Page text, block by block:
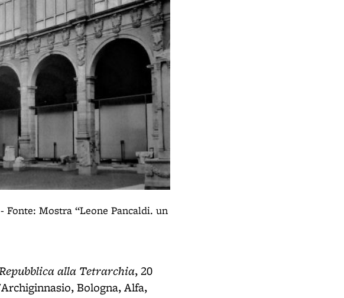
Mostra “Leone Pancaldi. un
alla Tetrarchia, 20
Bologna, Alfa,